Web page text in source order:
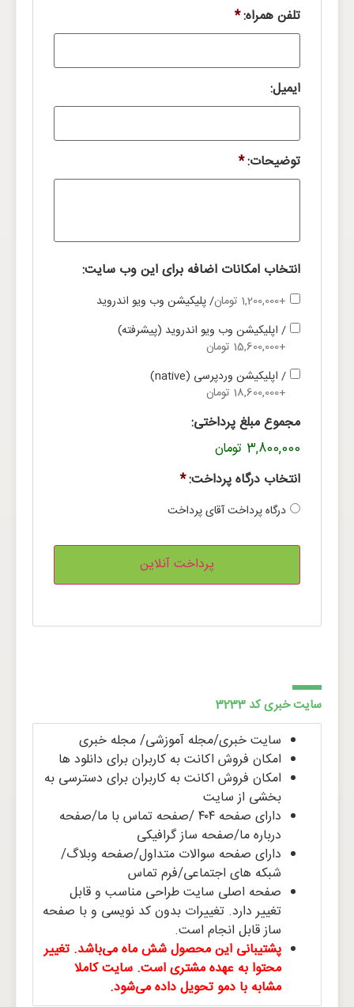
تلفن همراه:*
ایمیل:
توضیحات:*
انتخاب امکانات اضافه برای این وب سایت:
/ پلیکیشن وب ویو اندروید
+1,200,000 تومان
/ اپلیکیشن وب ویو اندروید (پیشرفته)
+15,600,000 تومان
/ اپلیکیشن وردپرسی (native)
+18,600,000 تومان
مجموع مبلغ پرداختی:
3,800,000 تومان
انتخاب درگاه پرداخت:*
درگاه پرداخت آقای پرداخت
سایت خبری کد 3233
سایت خبری/مجله آموزشی/ مجله خبری
امکان فروش اکانت به کاربران برای دانلود ها
امکان فروش اکانت به کاربران برای دسترسی به
بخشی از سایت
دارای صفحه ۴۰۴ /صفحه تماس با ما/صفحه
درباره ما/صفحه ساز گرافیکی
دارای صفحه سوالات متداول/صفحه وبلاگ/
شبکه های اجتماعی/فرم تماس
صفحه اصلی سایت طراحی مناسب و قابل
تغییر دارد. تغییرات بدون کد نویسی و با صفحه
ساز قابل انجام است.
پشتیبانی این محصول شش ماه می‌باشد. تغییر
محتوا به عهده مشتری است. سایت کاملا
مشابه با دمو تحویل داده می‌شود.